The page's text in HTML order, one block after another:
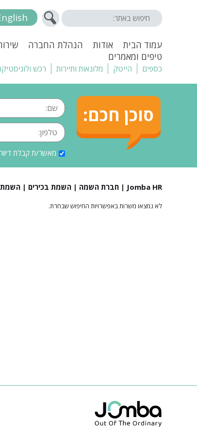
עמוד הבית אודות הנהלת החברה
טיפים ומאמרים
כספים הייטק מלונאות ותיירות רכש
סוכן חכם:
מאשר/ת קבלת
Jomba HR | חברת השמה | השמת בכירים | השמת פיננסים |
לא נמצאו משרות באפשרויות החיפוש שבחרת.